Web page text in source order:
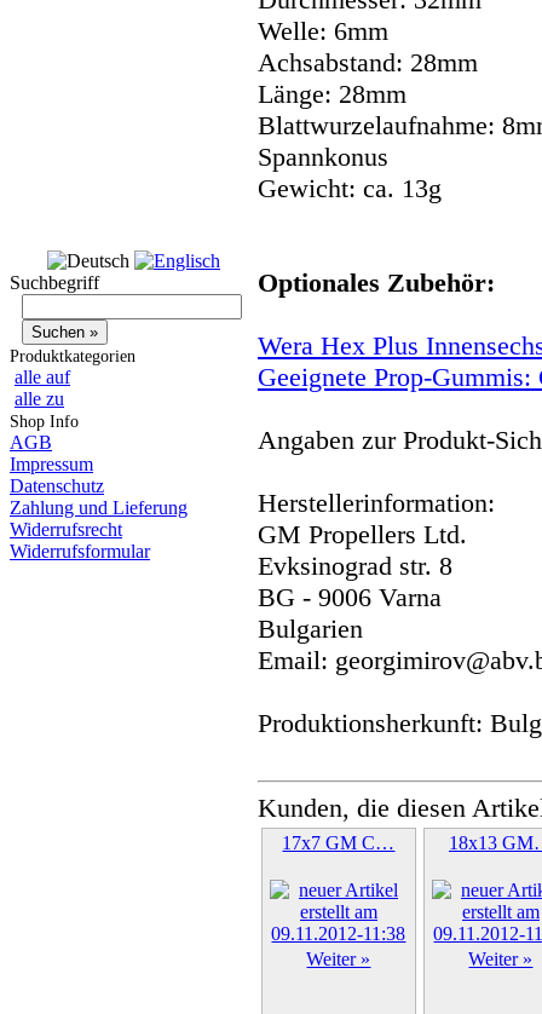
Suchbegriff
Produktkategorien
alle auf
alle zu
Shop Info
AGB
Impressum
Datenschutz
Zahlung und Lieferung
Widerrufsrecht
Widerrufsformular
Welle: 6mm
Achsabstand: 28mm
Länge: 28mm
Blattwurzelaufnahme:
Spannkonus
Gewicht: ca. 13g
Optionales Zubehör:
Wera Hex Plus
Geeignete Prop-
Angaben zur Produkt-
Herstellerinformation:
GM Propellers Ltd.
Evksinograd str. 8
BG - 9006 Varna
Bulgarien
Email:
Produktionsherkunft:
Kunden, die diesen
17x7 GM C…
Weiter »
18x13
Weiter »